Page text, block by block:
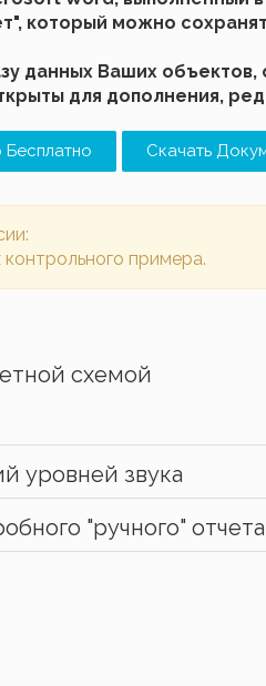
который можно
данных Ваших объектов,
для дополнения,
Скачать
примера.
схемой
уровней звука
"ручного" отчета